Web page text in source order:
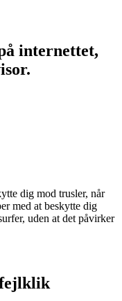
internettet,
dig mod trusler, når
med at beskytte dig
uden at det påvirker
fejlklik